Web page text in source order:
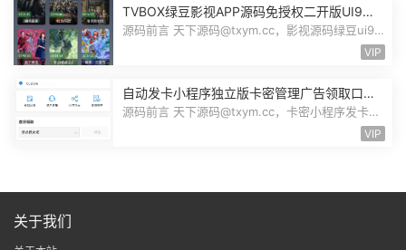
TVBOX绿豆影视APP源码免授权二开版UI9影
视排行榜TV端手机端完整版源码追剧影视
源码前言 天下源码@txym.cc，影视源码绿豆ui9
VIP
自动发卡小程序独立版卡密管理广告领取口令
领取裂变扩展流量主小程序Custom
源码前言 天下源码@txym.cc，卡密小程序发卡小
VIP
关于我们